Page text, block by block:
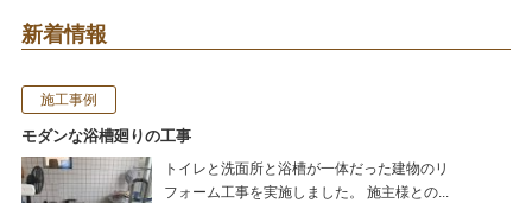
新着情報
施工事例
モダンな浴槽廻りの工事
トイレと洗面所と浴槽が一体だった建物のリ
フォーム工事を実施しました。 施主様との...